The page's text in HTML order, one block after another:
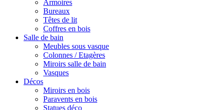
Armoires
Bureaux
Têtes de lit
Coffres en bois
Salle de bain
Meubles sous vasque
Colonnes / Etagères
Miroirs salle de bain
Vasques
Décos
Miroirs en bois
Paravents en bois
Statues déco